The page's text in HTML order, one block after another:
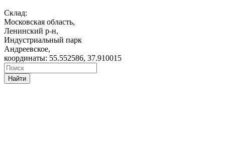
Склад:
Московская область,
Ленинский р-н,
Индустриальный парк
Андреевское,
координаты: 55.552586, 37.910015
Найти